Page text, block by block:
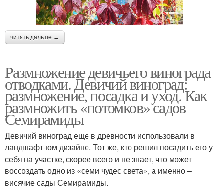
читать дальше →
Размножение девичьего винограда
отводками. Девичий виноград:
размножение, посадка и уход. Как
размножить «потомков» садов
Семирамиды
Девичий виноград еще в древности использовали в
ландшафтном дизайне. Тот же, кто решил посадить его у
себя на участке, скорее всего и не знает, что может
воссоздать одно из «семи чудес света», а именно –
висячие сады Семирамиды.